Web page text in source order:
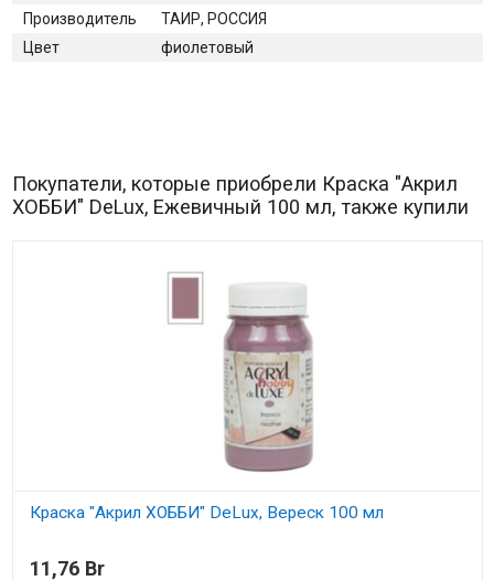
Производитель
ТАИР, РОССИЯ
Цвет
фиолетовый
Покупатели, которые приобрели Краска "Акрил
ХОББИ" DeLux, Ежевичный 100 мл, также купили
Краска "Акрил ХОББИ" DeLux, Вереск 100 мл
11,76 Br